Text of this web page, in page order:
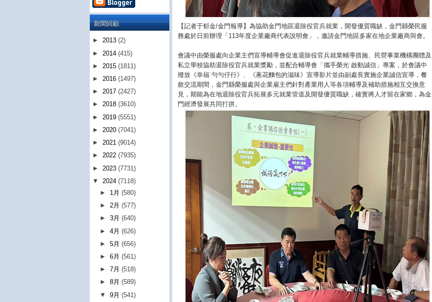
【記者于郁金/金門報導】為協助金門地區退除役官兵就業，開發優質職缺，金門縣榮民服
務處於日前辦理「113年度企業廠商代表說明會」，邀請金門地區多家在地企業廠商與會。
會議中由榮服處向企業主們宣導輔導會促進退除役官兵就業輔導措施、民營事業機構團體及
私立學校協助退除役官兵就業獎勵，並配合輔導會「攜手榮光˙啟動誠信」專案，於會議中
撥放《幸福˙勻勻仔行》、《蔥花麵包的滋味》宣導影片並由副處長實施企業誠信宣導，餐
敘交流期間，金門縣榮服處與企業雇主們針對產業用人等各項輔導及補助措施相互交換意
見，期能為在地退除役官兵拓展多元就業管道及開發優質職缺，確實將人才留在家鄉，為金
門經濟發展共同打拼。
新聞回顧
► 2013 (2)
► 2014 (415)
► 2015 (1811)
► 2016 (1497)
► 2017 (2427)
► 2018 (3610)
► 2019 (5551)
► 2020 (7041)
► 2021 (9014)
► 2022 (7935)
► 2023 (7731)
▼ 2024 (7118)
► 1月(580)
►2月(577)
►3月(640)
►4月(626)
►5月(656)
►6月(561)
►7月(518)
►8月(589)
▼9月(541)